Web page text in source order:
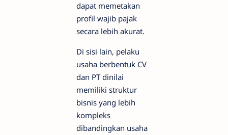
dapat memetakan
profil wajib pajak
secara lebih akurat.
Di sisi lain, pelaku
usaha berbentuk CV
dan PT dinilai
memiliki struktur
bisnis yang lebih
kompleks
dibandingkan usaha